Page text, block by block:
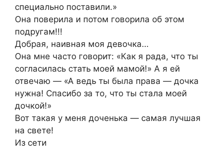
специально поставили.»
Она поверила и потом говорила об этом
подругам!!!
Добрая, наивная моя девочка…
Она мне часто говорит: «Как я рада, что ты
согласилась стать моей мамой!» А я ей
отвечаю — «А ведь ты была права — дочка
нужна! Спасибо за то, что ты стала моей
дочкой!»
Вот такая у меня доченька — самая лучшая
на свете!
Из сети